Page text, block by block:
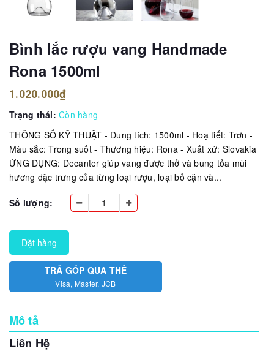
Bình lắc rượu vang Handmade
Rona 1500ml
1.020.000₫
Trạng thái: Còn hàng
THÔNG SỐ KỸ THUẬT - Dung tích: 1500ml - Hoạ tiết: Trơn -
Màu sắc: Trong suốt - Thương hiệu: Rona - Xuất xứ: Slovakia
ỨNG DỤNG: Decanter giúp vang được thở và bung tỏa mùi
hương đặc trưng của từng loại rượu, loại bỏ cặn và...
Số lượng:
Đặt hàng
TRẢ GÓP QUA THẺ
Visa, Master, JCB
Mô tả
Liên Hệ